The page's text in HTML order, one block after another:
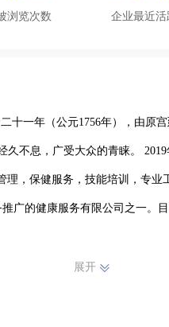
浏览次数 企业最近活
十一年（公元1756年），由原
不息，广受大众的青睐。
理，保健服务，技能培训，专
广的健康服务有限公司之一。
大赛”、“*美采耳师评选”等活动
展开